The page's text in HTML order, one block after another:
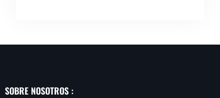
SOBRE NOSOTROS :